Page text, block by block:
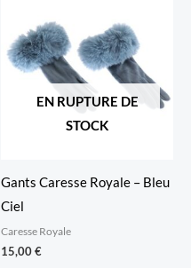
EN RUPTURE DE
STOCK
Gants Caresse Royale – Bleu
Ciel
Caresse Royale
15,00€